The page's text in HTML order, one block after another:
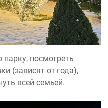
парку, посмотреть
(зависят от года),
всей семьей.